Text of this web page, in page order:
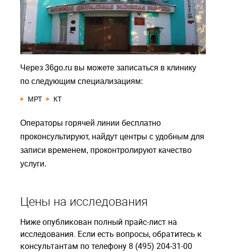
Через 36go.ru вы можете записаться в клинику
по следующим специализациям:
МРТ КТ
Операторы горячей линии бесплатно
проконсультируют, найдут центры с удобным для
записи временем, проконтролируют качество
услуги.
Цены на исследования
Ниже опубликован полный прайс-лист на
исследования. Если есть вопросы, обратитесь к
консультантам по телефону 8 (495) 204-31-00